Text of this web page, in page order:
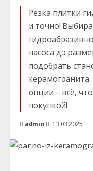
Резка плитки
и точно!
насоса до
подобрать
опции – всё,
покупкой!
admin 13.03.2025